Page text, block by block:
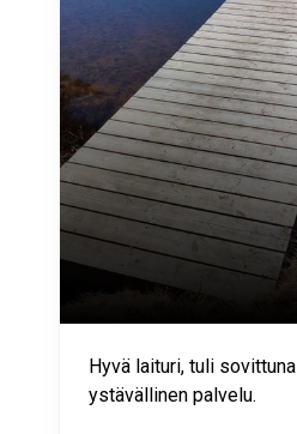
Hyvä laituri, tuli
ystävällinen palvelu.